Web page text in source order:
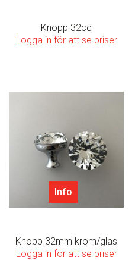
Knopp 32cc
Logga in för att se priser
Info
Knopp 32mm krom/glas
Logga in för att se priser